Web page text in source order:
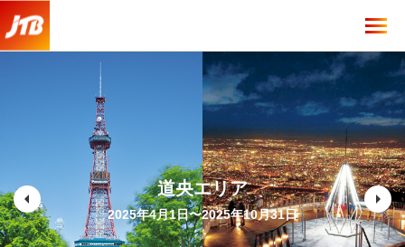
arrow_left arrow_right
道央エリア
2025年4月1日〜2025年10月31日